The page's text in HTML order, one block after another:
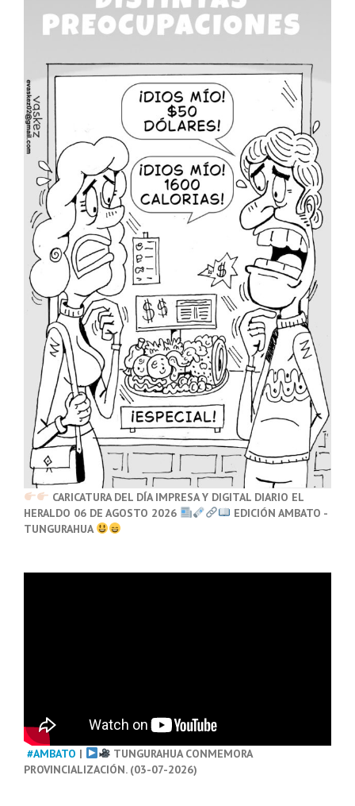
CARICATURA DEL DÍA IMPRESA Y DIGITAL DIARIO EL
HERALDO 06 DE AGOSTO 2026
EDICIÓN AMBATO -
TUNGURAHUA
#AMBATO |
TUNGURAHUA CONMEMORA
PROVINCIALIZACIÓN. (03-07-2026)